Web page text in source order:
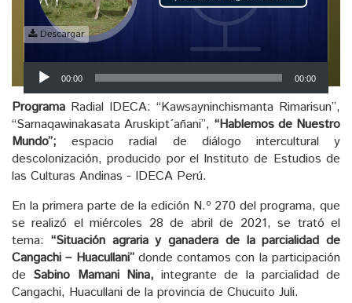
Descargar
Reproductor
de
audio
00:00 00:00
Programa Radial IDECA: “Kawsayninchismanta Rimarisun”,
“Sarnaqawinakasata Aruskipt´añani”, “Hablemos de Nuestro
Mundo”; espacio radial de diálogo intercultural y
descolonización, producido por el Instituto de Estudios de
las Culturas Andinas - IDECA Perú.
En la primera parte de la edición N.º 270 del programa, que
se realizó el miércoles 28 de abril de 2021, se trató el
tema: “Situación agraria y ganadera de la parcialidad de
Cangachi – Huacullani” donde contamos con la participación
de Sabino Mamani Nina, integrante de la parcialidad de
Cangachi, Huacullani de la provincia de Chucuito Juli.